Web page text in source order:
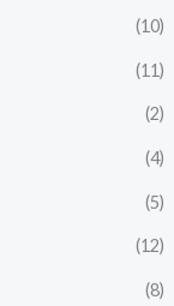
(10)
(11)
(2)
(4)
(5)
(12)
(8)